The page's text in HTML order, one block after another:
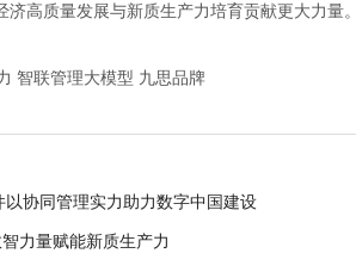
高质量发展与新质生产力培育贡献更大力量。
智联管理大模型 九思品牌
协同管理实力助力数字中国建设
力量赋能新质生产力